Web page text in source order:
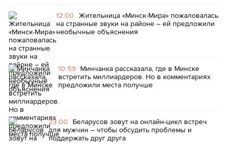
12:00 Жительница «Минск-Мира» пожаловалась
на странные звуки на районе – ей предложили
необычные объяснения
10:59 Минчанка рассказала, где в Минске
встретить миллиардеров. Но в комментариях
предложили места получше
23:00 Беларусов зовут на онлайн-цикл встреч
для мужчин – чтобы обсудить проблемы и
поддержать друг друга